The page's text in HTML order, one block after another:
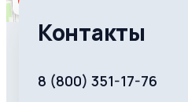
Контакты
8 (800) 351-17-76